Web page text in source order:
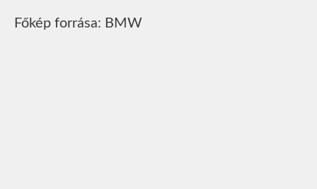
Főkép forrása: BMW